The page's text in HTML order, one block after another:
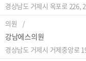
경상남도 거제시 옥포로 226,
의원
강남에스의원
경상남도 거제시 거제중앙로